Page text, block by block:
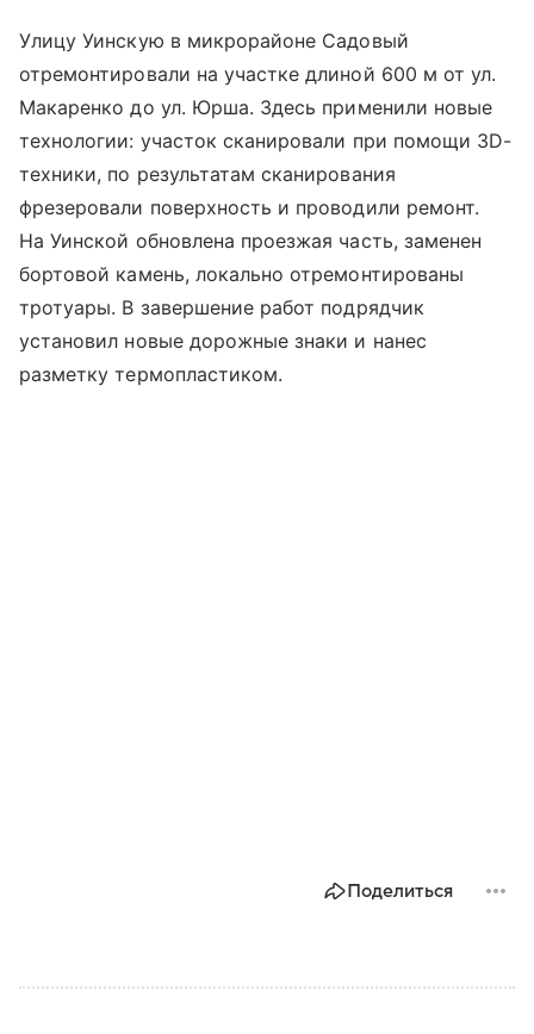
Улицу Уинскую в микрорайоне Садовый
отремонтировали на участке длиной 600 м от ул.
Макаренко до ул. Юрша. Здесь применили новые
технологии: участок сканировали при помощи 3D-
техники, по результатам сканирования
фрезеровали поверхность и проводили ремонт.
На Уинской обновлена проезжая часть, заменен
бортовой камень, локально отремонтированы
тротуары. В завершение работ подрядчик
установил новые дорожные знаки и нанес
разметку термопластиком.
Поделиться